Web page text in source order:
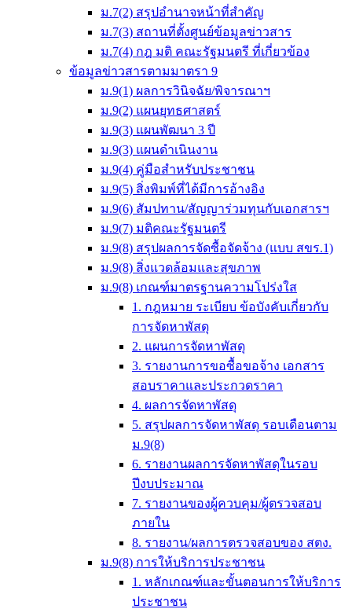
ม.7(2) สรุปอำนาจหน้าที่สำคัญ
ม.7(3) สถานที่ตั้งศูนย์ข้อมูลข่าวสาร
ม.7(4) กฎ มติ คณะรัฐมนตรี ที่เกี่ยวข้อง
ข้อมูลข่าวสารตามมาตรา 9
ม.9(1) ผลการวินิจฉัย/พิจารณาฯ
ม.9(2) แผนยุทธศาสตร์
ม.9(3) แผนพัฒนา 3 ปี
ม.9(3) แผนดำเนินงาน
ม.9(4) คู่มือสำหรับประชาชน
ม.9(5) สิ่งพิมพ์ที่ได้มีการอ้างอิง
ม.9(6) สัมปทาน/สัญญาร่วมทุนกับเอกสารฯ
ม.9(7) มติคณะรัฐมนตรี
ม.9(8) สรุปผลการจัดซื้อจัดจ้าง (แบบ สขร.1)
ม.9(8) สิ่งแวดล้อมและสุขภาพ
ม.9(8) เกณฑ์มาตรฐานความโปร่งใส
1. กฎหมาย ระเบียบ ข้อบังคับเกี่ยวกับ
การจัดหาพัสดุ
2. แผนการจัดหาพัสดุ
3. รายงานการขอซื้อขอจ้าง เอกสาร
สอบราคาและประกวดราคา
4. ผลการจัดหาพัสดุ
5. สรุปผลการจัดหาพัสดุ รอบเดือนตาม
ม.9(8)
6. รายงานผลการจัดหาพัสดุในรอบ
ปีงบประมาณ
7. รายงานของผู้ควบคุม/ผู้ตรวจสอบ
ภายใน
8. รายงาน/ผลการตรวจสอบของ สตง.
ม.9(8) การให้บริการประชาชน
1. หลักเกณฑ์และขั้นตอนการให้บริการ
ประชาชน